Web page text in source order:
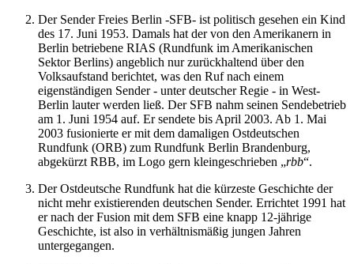
Der Sender Freies Berlin -SFB- ist politisch gesehen ein Kind
des 17. Juni 1953. Damals hat der von den Amerikanern in
Berlin betriebene RIAS (Rundfunk im Amerikanischen
Sektor Berlins) angeblich nur zurückhaltend über den
Volksaufstand berichtet, was den Ruf nach einem
eigenständigen Sender - unter deutscher Regie - in West-
Berlin lauter werden ließ. Der SFB nahm seinen Sendebetrieb
am 1. Juni 1954 auf. Er sendete bis April 2003. Ab 1. Mai
2003 fusionierte er mit dem damaligen Ostdeutschen
Rundfunk (ORB) zum Rundfunk Berlin Brandenburg,
abgekürzt RBB, im Logo gern kleingeschrieben
rbb .
Der Ostdeutsche Rundfunk hat die kürzeste Geschichte der
nicht mehr existierenden deutschen Sender. Errichtet 1991 hat
er nach der Fusion mit dem SFB eine knapp 12-jährige
Geschichte, ist also in verhältnismäßig jungen Jahren
untergegangen.